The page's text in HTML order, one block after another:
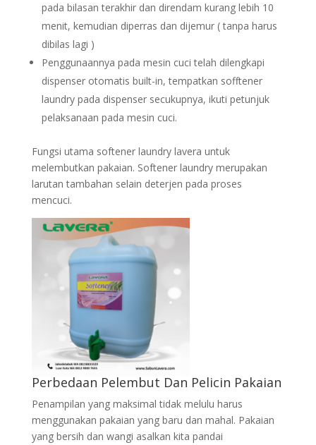
pada bilasan terakhir dan direndam kurang lebih 10
menit, kemudian diperras dan dijemur ( tanpa harus
dibilas lagi )
Penggunaannya pada mesin cuci telah dilengkapi
dispenser otomatis built-in, tempatkan sofftener
laundry pada dispenser secukupnya, ikuti petunjuk
pelaksanaan pada mesin cuci.
Fungsi utama softener laundry lavera untuk
melembutkan pakaian. Softener laundry merupakan
larutan tambahan selain deterjen pada proses
mencuci.
Perbedaan Pelembut Dan Pelicin Pakaian
Penampilan yang maksimal tidak melulu harus
menggunakan pakaian yang baru dan mahal. Pakaian
yang bersih dan wangi asalkan kita pandai